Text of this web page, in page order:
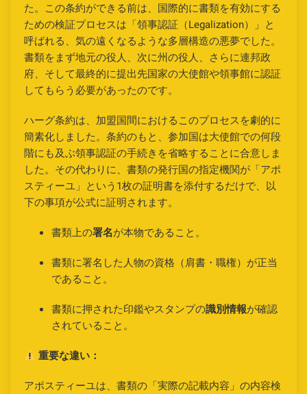
た。この条約ができる前は、国際的に書類を有効にする
ための検証プロセスは「領事認証（Legalization）」と
呼ばれる、気の遠くなるような多層構造の悪夢でした。
書類をまず地元の役人、次に州の役人、さらに連邦政
府、そして最終的に提出先国家の大使館や領事館に認証
してもらう必要があったのです。
ハーグ条約は、加盟国間におけるこのプロセスを劇的に
簡素化しました。条約のもと、参加国は大使館での何段
階にも及ぶ領事認証の手続きを省略することに合意しま
した。その代わりに、書類の発行国の指定機関が「アポ
スティーユ」という1枚の証明書を添付するだけで、以
下の事項が公式に証明されます。
書類上の署名が本物であること。
書類に署名した人物の資格（肩書・職権）が正当
であること。
書類に押された印鑑やスタンプの識別情報が確認
されていること。
重要な違い：
アポスティーユは、書類の「実際の記載内容」の内容検